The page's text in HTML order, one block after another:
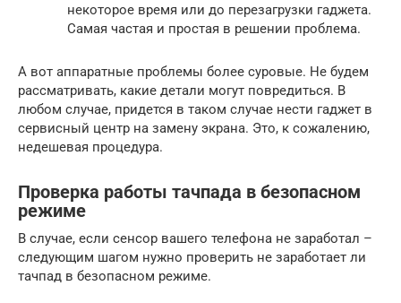
некоторое время или до перезагрузки гаджета.
Самая частая и простая в решении проблема.
А вот аппаратные проблемы более суровые. Не будем
рассматривать, какие детали могут повредиться. В
любом случае, придется в таком случае нести гаджет в
сервисный центр на замену экрана. Это, к сожалению,
недешевая процедура.
Проверка работы тачпада в безопасном
режиме
В случае, если сенсор вашего телефона не заработал –
следующим шагом нужно проверить не заработает ли
тачпад в безопасном режиме.